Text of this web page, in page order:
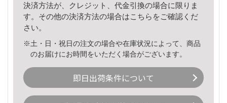
決済方法が、クレジット、代金引換の場合に限りま
す。その他の決済方法の場合はこちら をご確認くだ
さい。
※土・日・祝日の注文の場合や在庫状況によって、商品
のお届けにお時間をいただく場合がございます。
即日出荷条件について